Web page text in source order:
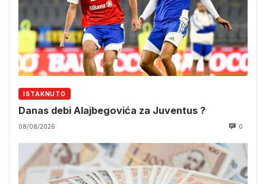
ISTAKNUTO
Danas debi Alajbegovića za Juventus ?
08/08/2026 0